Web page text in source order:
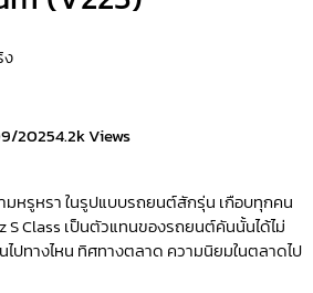
20254.2k Views
หรูหรา ในรูปแบบรถยนต์สักรุ่น เกือบทุกคน
S Class เป็นตัวแทนของรถยนต์คันนั้นได้ไม่
ไปทางไหน ทิศทางตลาด ความนิยมในตลาดไป